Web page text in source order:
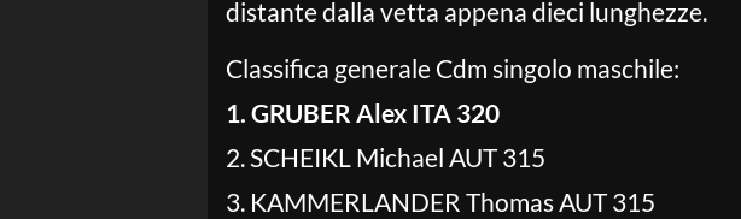
distante dalla vetta appena dieci lunghezze.
Classifica generale Cdm singolo maschile:
1. GRUBER Alex ITA 320
2. SCHEIKL Michael AUT 315
3. KAMMERLANDER Thomas AUT 315